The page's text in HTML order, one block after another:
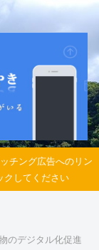
チング広告へのリン
クしてください
のデジタル化促進